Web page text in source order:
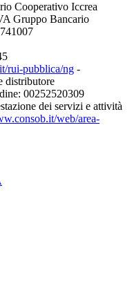
Cooperativo Iccrea
Gruppo Bancario
rui-pubblica/ng -
distributore
00252520309
dei servizi e attività
web/area-